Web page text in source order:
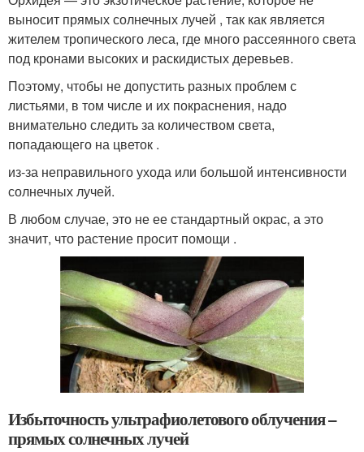
выносит прямых солнечных лучей , так как является
жителем тропического леса, где много рассеянного света
под кронами высоких и раскидистых деревьев.
Поэтому, чтобы не допустить разных проблем с
листьями, в том числе и их покраснения, надо
внимательно следить за количеством света,
попадающего на цветок .
из-за неправильного ухода или большой интенсивности
солнечных лучей.
В любом случае, это не ее стандартный окрас, а это
значит, что растение просит помощи .
Избыточность ультрафиолетового облучения –
прямых солнечных лучей